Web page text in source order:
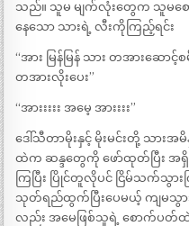
သည်။ သူမ မျက်လုံးတွေက သူမ
နေသော သားရဲ့ လီးကိုကြည့်ရင်း
“အား မြန်မြန် သား တအားဆောင့်
တအားလိုးပေး”
“အားးးးး အမေ့ အားးးး”
ဒေါ်သီတာမိုးနှင့် မိုးမင်းတို့ သား
ထဲက ဆန္ဒတွေကို ဖော်ထုတ်ပြီး အရှိန်
ကြပြီး ပြိုင်တူလိုပင် ငြိမ်သက်သွာ
သုတ်ရည်ထွက်ပြီးပေမယ့် ကျမသွား
လည်း အမေဖြစ်သူရဲ့ စောက်ပတ်